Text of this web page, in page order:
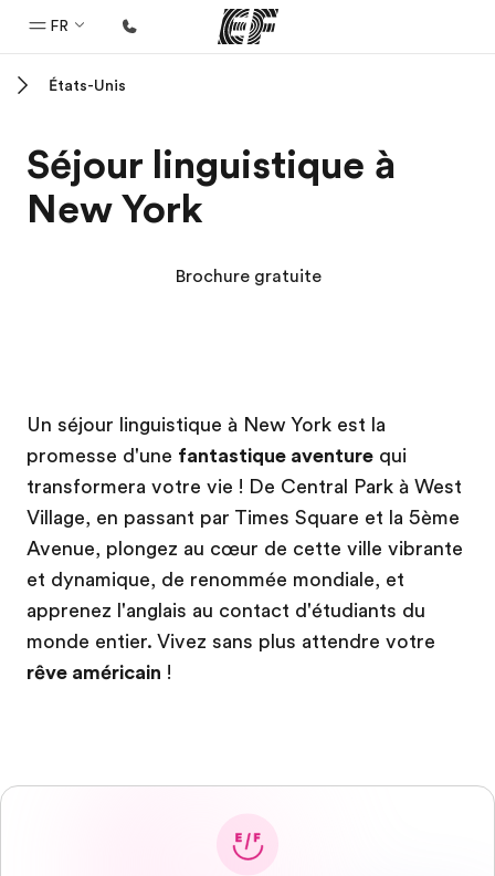
FR
Programmes
Nos offres
EF recrute
Rejoignez nos équipes
États-Unis
Séjour linguistique à
New York
Brochure gratuite
Un séjour linguistique à New York est la
promesse d'une fantastique aventure qui
transformera votre vie ! De Central Park à West
Village, en passant par Times Square et la 5ème
Avenue, plongez au cœur de cette ville vibrante
et dynamique, de renommée mondiale, et
apprenez l'anglais au contact d'étudiants du
monde entier. Vivez sans plus attendre votre
rêve américain !